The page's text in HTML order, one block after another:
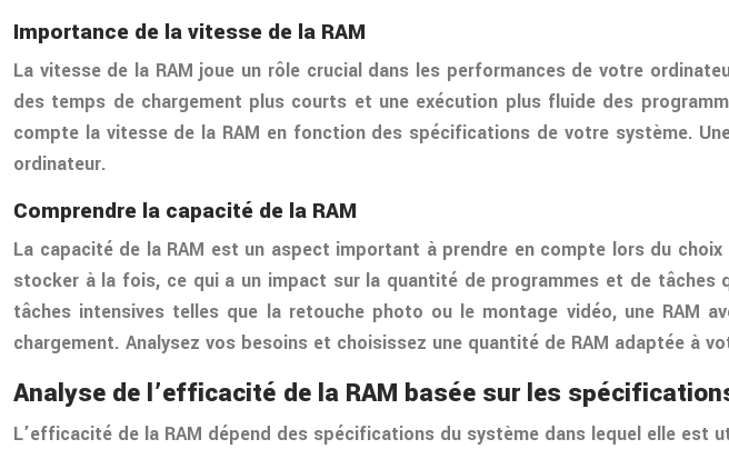
Importance de la vitesse de la RAM
La vitesse de la RAM joue un rôle crucial dans les performances de votre
des temps de chargement plus courts et une exécution plus fluide des
compte la vitesse de la RAM en fonction des spécifications de votre système.
ordinateur.
Comprendre la capacité de la RAM
La capacité de la RAM est un aspect important à prendre en compte lors du
stocker à la fois, ce qui a un impact sur la quantité de programmes et de
tâches intensives telles que la retouche photo ou le montage vidéo, une RAM
chargement. Analysez vos besoins et choisissez une quantité de RAM adaptée à
Analyse de l’efficacité de la RAM basée sur les
L’efficacité de la RAM dépend des spécifications du système dans lequel elle